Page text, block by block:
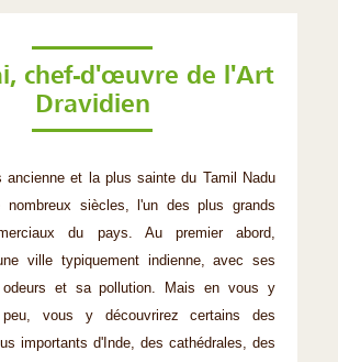
chef-d'œuvre de l'Art
Dravidien
ancienne et la plus sainte du Tamil Nadu
siècles, l'un des plus grands
du pays. Au premier abord,
ville typiquement indienne, avec ses
odeurs et sa pollution. Mais en vous y
vous y découvrirez certains des
importants d'Inde, des cathédrales, des